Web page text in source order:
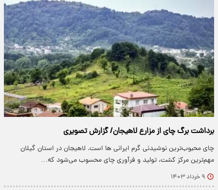
برداشت برگ چای از مزارع لاهیجان/ گزارش تصویری
چای محبوب‌ترین نوشیدنی گرم ایرانی ها است. لاهیجان در استان گیلان
مهم‌ترین مرکز کشت، تولید و فرآوری چای محسوب می‌شود که…
۹ خرداد ۱۴۰۳